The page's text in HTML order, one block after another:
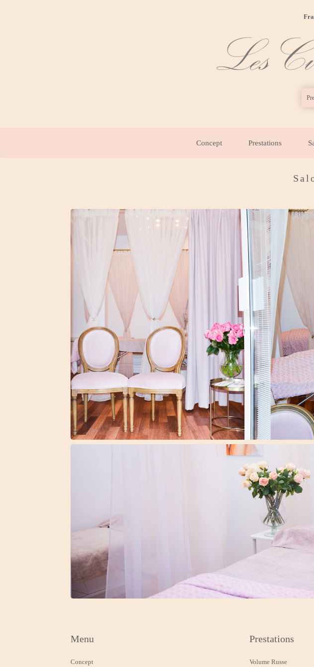
Concept Prestations
Menu
Concept
Prestations
Volume Russe